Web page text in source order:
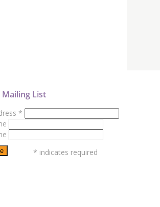
Mailing List
*
* indicates required